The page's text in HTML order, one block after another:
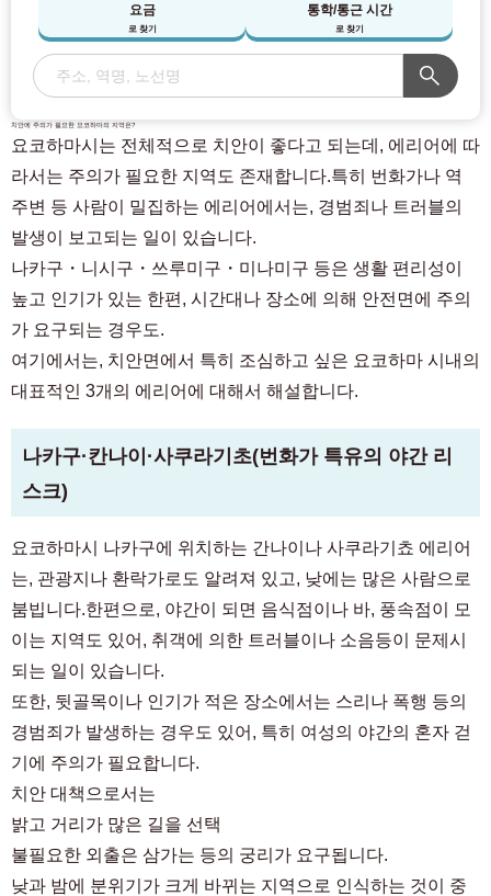
요금
로 찾기
통학/통근 시간
로 찾기
치안에 주의가 필요한 요코하마의 지역은?
요코하마시는 전체적으로 치안이 좋다고 되는데, 에리어에 따
라서는 주의가 필요한 지역도 존재합니다.특히 번화가나 역
주변 등 사람이 밀집하는 에리어에서는, 경범죄나 트러블의
발생이 보고되는 일이 있습니다.
나카구・니시구・쓰루미구・미나미구 등은 생활 편리성이
높고 인기가 있는 한편, 시간대나 장소에 의해 안전면에 주의
가 요구되는 경우도.
여기에서는, 치안면에서 특히 조심하고 싶은 요코하마 시내의
대표적인 3개의 에리어에 대해서 해설합니다.
나카구·칸나이·사쿠라기초(번화가 특유의 야간 리
스크)
요코하마시 나카구에 위치하는 간나이나 사쿠라기쵸 에리어
는, 관광지나 환락가로도 알려져 있고, 낮에는 많은 사람으로
붐빕니다.한편으로, 야간이 되면 음식점이나 바, 풍속점이 모
이는 지역도 있어, 취객에 의한 트러블이나 소음등이 문제시
되는 일이 있습니다.
또한, 뒷골목이나 인기가 적은 장소에서는 스리나 폭행 등의
경범죄가 발생하는 경우도 있어, 특히 여성의 야간의 혼자 걷
기에 주의가 필요합니다.
치안 대책으로서는
밝고 거리가 많은 길을 선택
불필요한 외출은 삼가는 등의 궁리가 요구됩니다.
낮과 밤에 분위기가 크게 바뀌는 지역으로 인식하는 것이 중